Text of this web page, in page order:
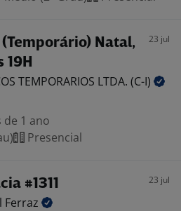
Natal,
19H
23 jul
TEMPORARIOS LTDA. (C-I)
de 1 ano
Presencial
#1311 23 jul
Ferraz